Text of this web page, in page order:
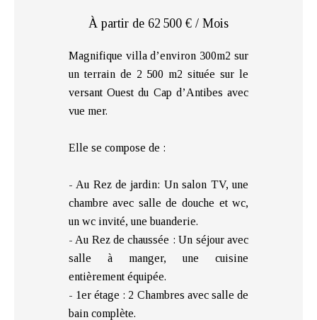
À partir de 62 500 € / Mois
Magnifique villa d’environ 300m2 sur
un terrain de 2 500 m2 située sur le
versant Ouest du Cap d’Antibes avec
vue mer.
Elle se compose de :
- Au Rez de jardin: Un salon TV, une
chambre avec salle de douche et wc,
un wc invité, une buanderie.
- Au Rez de chaussée : Un séjour avec
salle à manger, une cuisine
entièrement équipée.
- 1er étage : 2 Chambres avec salle de
bain complète.